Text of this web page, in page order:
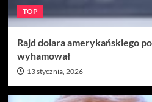
TOP
Rajd dolara amerykańskiego
wyhamował
13 stycznia, 2026